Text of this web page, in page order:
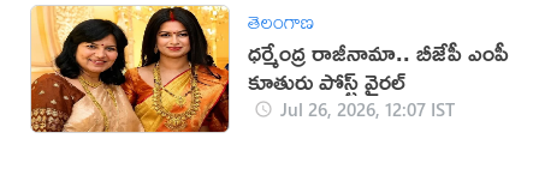
తెలంగాణ
ధర్మేంద్ర రాజీనామా.. బీజేపీ ఎంపీ
కూతురు పోస్ట్ వైరల్
Jul 26, 2026, 12:07 IST